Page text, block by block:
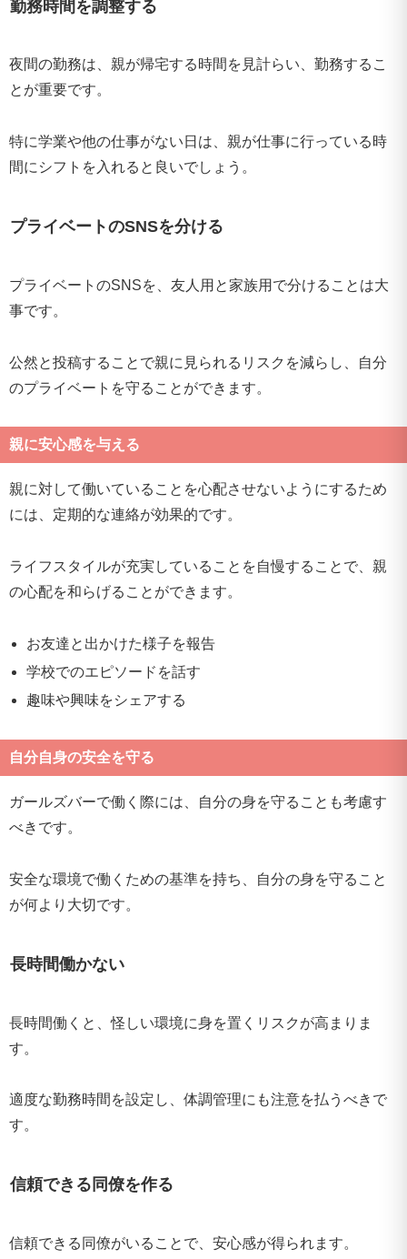
勤務時間を調整する
夜間の勤務は、親が帰宅する時間を見計らい、勤務するこ
とが重要です。
特に学業や他の仕事がない日は、親が仕事に行っている時
間にシフトを入れると良いでしょう。
プライベートのSNSを分ける
プライベートのSNSを、友人用と家族用で分けることは大
事です。
公然と投稿することで親に見られるリスクを減らし、自分
のプライベートを守ることができます。
親に安心感を与える
親に対して働いていることを心配させないようにするため
には、定期的な連絡が効果的です。
ライフスタイルが充実していることを自慢することで、親
の心配を和らげることができます。
お友達と出かけた様子を報告
学校でのエピソードを話す
趣味や興味をシェアする
自分自身の安全を守る
ガールズバーで働く際には、自分の身を守ることも考慮す
べきです。
安全な環境で働くための基準を持ち、自分の身を守ること
が何より大切です。
長時間働かない
長時間働くと、怪しい環境に身を置くリスクが高まりま
す。
適度な勤務時間を設定し、体調管理にも注意を払うべきで
す。
信頼できる同僚を作る
信頼できる同僚がいることで、安心感が得られます。